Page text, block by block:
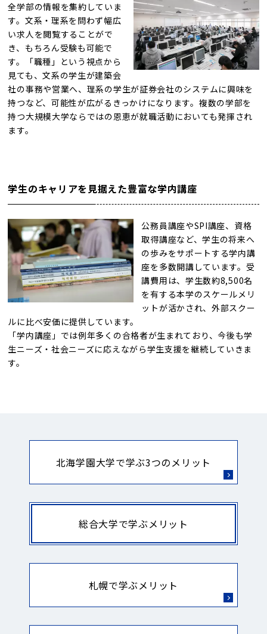
全学部の情報を集約していま
す。文系・理系を問わず幅広
い求人を閲覧することがで
き、もちろん受験も可能で
す。「職種」という視点から
見ても、文系の学生が建築会
社の事務や営業へ、理系の学生が証券会社のシステムに興味を
持つなど、可能性が広がるきっかけになります。複数の学部を
持つ大規模大学ならではの恩恵が就職活動においても発揮され
ます。
学生のキャリアを見据えた豊富な学内講座
公務員講座やSPI講座、資格
取得講座など、学生の将来へ
の歩みをサポートする学内講
座を多数開講しています。受
講費用は、学生数約8,500名
を有する本学のスケールメリ
ットが活かされ、外部スクー
ルに比べ安価に提供しています。
「学内講座」では例年多くの合格者が生まれており、今後も学
生ニーズ・社会ニーズに応えながら学生支援を継続していきま
す。
北海学園大学で学ぶ3つのメリット
総合大学で学ぶメリット
札幌で学ぶメリット